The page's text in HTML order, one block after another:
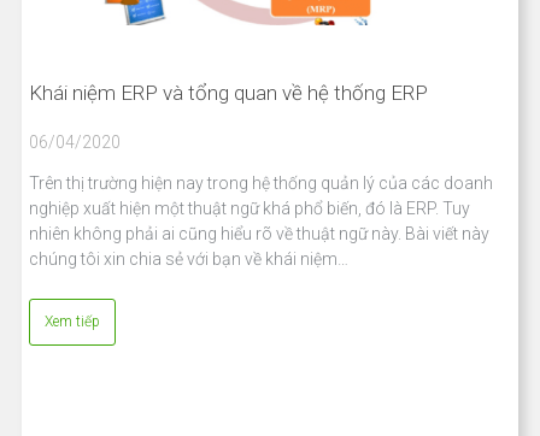
Khái niệm ERP và tổng quan về hệ thống ERP
06/04/2020
Trên thị trường hiện nay trong hệ thống quản lý của các doanh
nghiệp xuất hiện một thuật ngữ khá phổ biến, đó là ERP. Tuy
nhiên không phải ai cũng hiểu rõ về thuật ngữ này. Bài viết này
chúng tôi xin chia sẻ với bạn về khái niệm…
Xem tiếp